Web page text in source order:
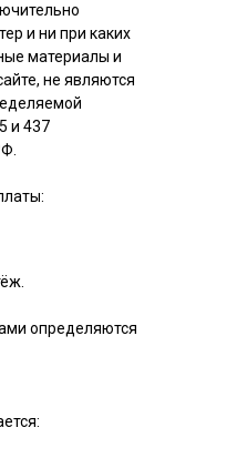
и ни при каких
материалы и
не являются
и 437
определяются